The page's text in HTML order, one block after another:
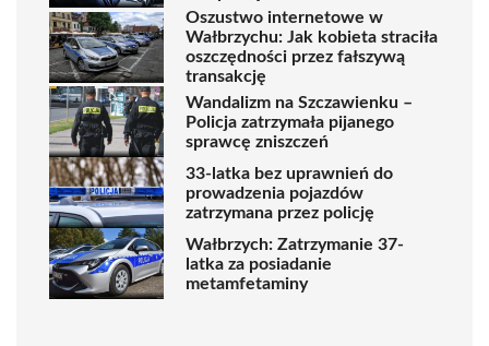
Oszustwo internetowe w
Wałbrzychu: Jak kobieta straciła
oszczędności przez fałszywą
transakcję
Wandalizm na Szczawienku –
Policja zatrzymała pijanego
sprawcę zniszczeń
33-latka bez uprawnień do
prowadzenia pojazdów
zatrzymana przez policję
Wałbrzych: Zatrzymanie 37-
latka za posiadanie
metamfetaminy